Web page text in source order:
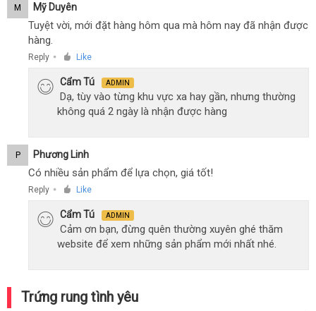
M Mỹ Duyên
Tuyệt vời, mới đặt hàng hôm qua mà hôm nay đã nhận được
hàng.
Reply ● Like
Cẩm Tú ADMIN
Dạ, tùy vào từng khu vực xa hay gần, nhưng thường
không quá 2 ngày là nhận được hàng
P Phương Linh
Có nhiều sản phẩm để lựa chọn, giá tốt!
Reply ● Like
Cẩm Tú ADMIN
Cảm ơn bạn, đừng quên thường xuyên ghé thăm
website để xem những sản phẩm mới nhất nhé.
Trứng rung tình yêu